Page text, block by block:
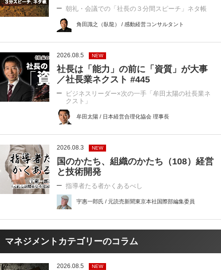
朝礼・会議での「社長の３分間スピーチ」ネタ帳
角田識之（臥龍） / 感動経営コンサルタント
2026.08.5 NEW
社長は「能力」の前に「資質」が大事
／社長業ネクスト #445
ビジネスリーダー×次の一手「牟田太陽の社長業ネ
クスト」
牟田太陽 / 日本経営合理化協会 理事長
2026.08.3 NEW
国のかたち、組織のかたち（108）経営
と技術開発
指導者たる者かくあるべし
宇惠一郎氏 / 元読売新聞東京本社国際部編集委員
マネジメントカテゴリーのコラム
2026.08.5 NEW